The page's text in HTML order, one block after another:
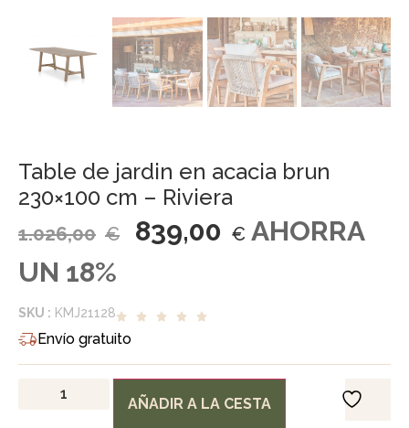
Table de jardin en acacia brun
230×100 cm – Riviera
1.026,00 € 839,00 € AHORRA
UN 18%
SKU : KMJ21128
Envío gratuito
AÑADIR A LA CESTA